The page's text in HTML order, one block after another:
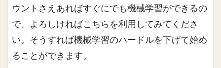
ウントさえあればすぐにでも機械学習ができるの
で、よろしければこちらを利用してみてくださ
い。そうすれば機械学習のハードルを下げて始め
ることができます。